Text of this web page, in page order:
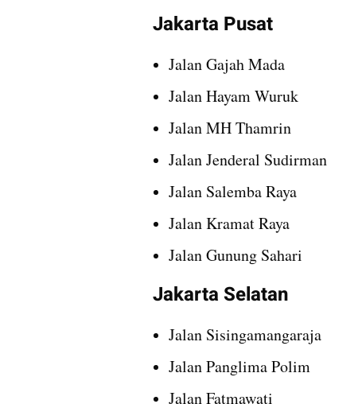
Jakarta Pusat
Jalan Gajah Mada
Jalan Hayam Wuruk
Jalan MH Thamrin
Jalan Jenderal Sudirman
Jalan Salemba Raya
Jalan Kramat Raya
Jalan Gunung Sahari
Jakarta Selatan
Jalan Sisingamangaraja
Jalan Panglima Polim
Jalan Fatmawati